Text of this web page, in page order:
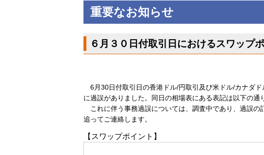
重要なお知らせ
６月３０日付取引日におけるスワップ
6月30日付取引日の香港ドル/円取引及び米ドル/カナダ
に過誤がありました。同日の相場表にある表記は以下の通
これに伴う事務過誤については、調査中であり、過誤の
追ってご連絡します。
【スワップポイント】